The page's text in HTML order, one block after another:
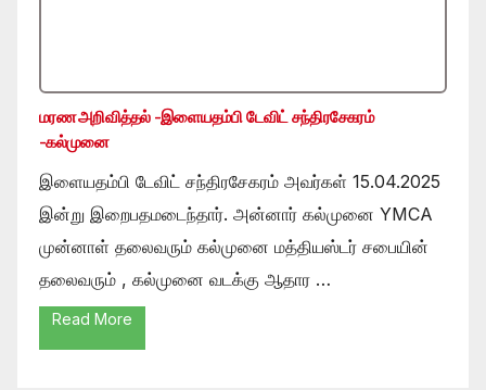
மரண அறிவித்தல் -இளையதம்பி டேவிட் சந்திரசேகரம்
-கல்முனை
இளையதம்பி டேவிட் சந்திரசேகரம் அவர்கள் 15.04.2025
இன்று இறைபதமடைந்தார். அன்னார் கல்முனை YMCA
முன்னாள் தலைவரும் கல்முனை மத்தியஸ்டர் சபையின்
தலைவரும் , கல்முனை வடக்கு ஆதார …
Read More